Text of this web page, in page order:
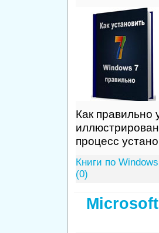
Как правильно
процесс
Книги по
(0)